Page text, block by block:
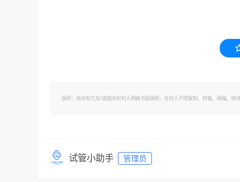
版权：未经有方及/或相关权利人明确书面授权，任何人不得复制、转载、摘编
试管小助手 管理员